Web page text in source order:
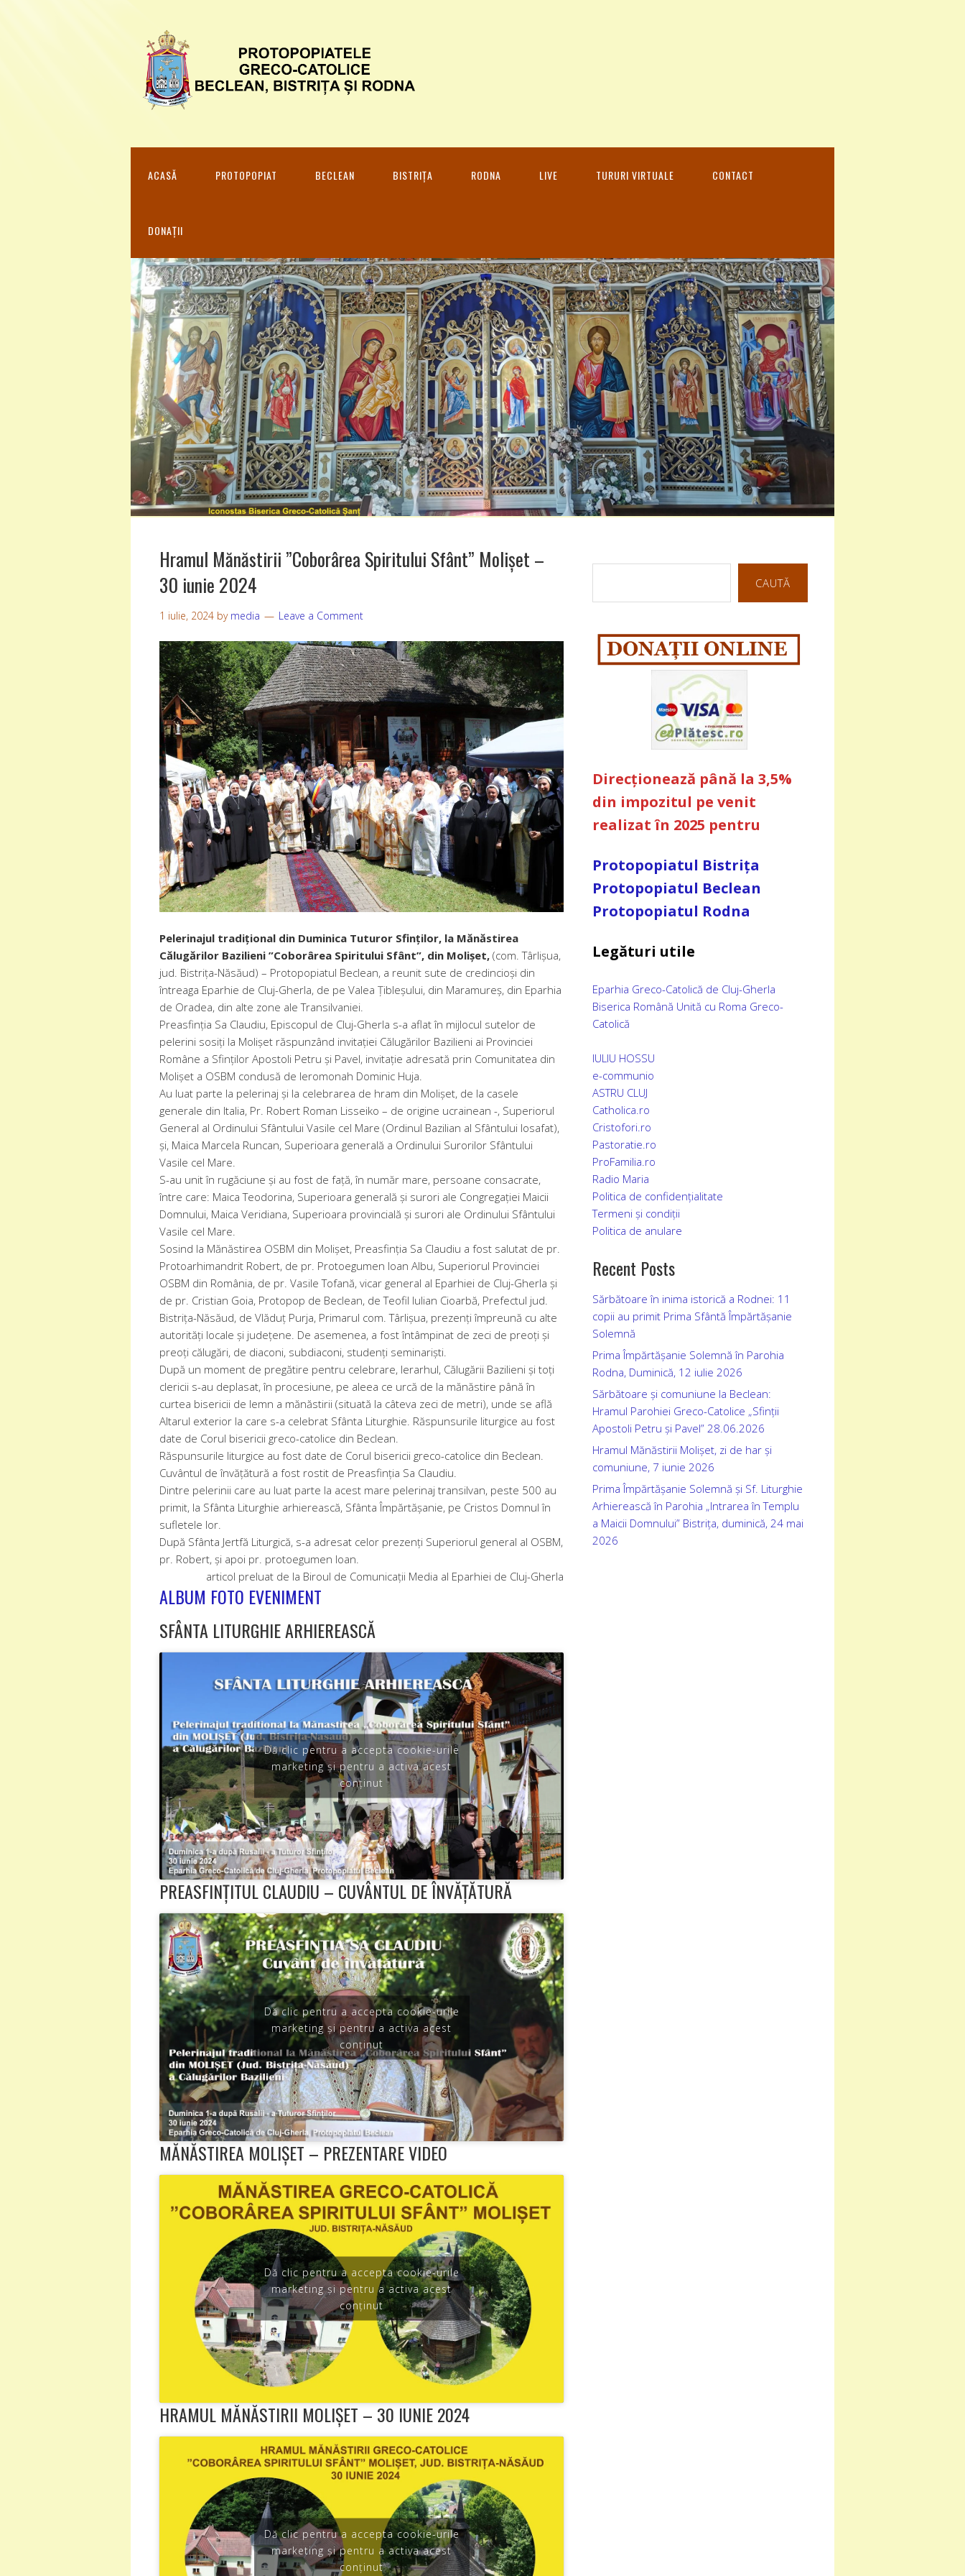
ACASĂ PROTOPOPIAT BECLEAN BISTRIȚA RODNA LIVE TURURI VIRTUALE CONTACT
DONAȚII
Hramul Mănăstirii ”Coborârea Spiritului Sfânt” Molișet –
30 iunie 2024
1 iulie, 2024 by media Leave a Comment
Pelerinajul tradițional din Duminica Tuturor Sfinților, la Mănăstirea
Călugărilor Bazilieni ”Coborârea Spiritului Sfânt”, din Molișet, (com. Târlișua,
jud. Bistrița-Năsăud) – Protopopiatul Beclean, a reunit sute de credincioși din
întreaga Eparhie de Cluj-Gherla, de pe Valea Țibleșului, din Maramureș, din Eparhia
de Oradea, din alte zone ale Transilvaniei.
Preasfinția Sa Claudiu, Episcopul de Cluj-Gherla s-a aflat în mijlocul sutelor de
pelerini sosiți la Molișet răspunzând invitației Călugărilor Bazilieni ai Provinciei
Române a Sfinților Apostoli Petru și Pavel, invitație adresată prin Comunitatea din
Molișet a OSBM condusă de Ieromonah Dominic Huja.
Au luat parte la pelerinaj și la celebrarea de hram din Molișet, de la casele
generale din Italia, Pr. Robert Roman Lisseiko – de origine ucrainean -, Superiorul
General al Ordinului Sfântului Vasile cel Mare (Ordinul Bazilian al Sfântului Iosafat),
și, Maica Marcela Runcan, Superioara generală a Ordinului Surorilor Sfântului
Vasile cel Mare.
S-au unit în rugăciune și au fost de față, în număr mare, persoane consacrate,
între care: Maica Teodorina, Superioara generală și surori ale Congregației Maicii
Domnului, Maica Veridiana, Superioara provincială și surori ale Ordinului Sfântului
Vasile cel Mare.
Sosind la Mănăstirea OSBM din Molișet, Preasfinția Sa Claudiu a fost salutat de pr.
Protoarhimandrit Robert, de pr. Protoegumen Ioan Albu, Superiorul Provinciei
OSBM din România, de pr. Vasile Tofană, vicar general al Eparhiei de Cluj-Gherla și
de pr. Cristian Goia, Protopop de Beclean, de Teofil Iulian Cioarbă, Prefectul jud.
Bistrița-Năsăud, de Vlăduț Purja, Primarul com. Târlișua, prezenți împreună cu alte
autorități locale și județene. De asemenea, a fost întâmpinat de zeci de preoți și
preoți călugări, de diaconi, subdiaconi, studenți seminariști.
După un moment de pregătire pentru celebrare, Ierarhul, Călugării Bazilieni și toți
clericii s-au deplasat, în procesiune, pe aleea ce urcă de la mănăstire până în
curtea bisericii de lemn a mănăstirii (situată la câteva zeci de metri), unde se află
Altarul exterior la care s-a celebrat Sfânta Liturghie. Răspunsurile liturgice au fost
date de Corul bisericii greco-catolice din Beclean.
Răspunsurile liturgice au fost date de Corul bisericii greco-catolice din Beclean.
Cuvântul de învățătură a fost rostit de Preasfinția Sa Claudiu.
Dintre pelerinii care au luat parte la acest mare pelerinaj transilvan, peste 500 au
primit, la Sfânta Liturghie arhierească, Sfânta Împărtășanie, pe Cristos Domnul în
sufletele lor.
După Sfânta Jertfă Liturgică, s-a adresat celor prezenți Superiorul general al OSBM,
pr. Robert, și apoi pr. protoegumen Ioan.
articol preluat de la Biroul de Comunicații Media al Eparhiei de Cluj-Gherla
ALBUM FOTO EVENIMENT
SFÂNTA LITURGHIE ARHIEREASCĂ
Dă clic pentru a accepta cookie-urile
marketing și pentru a activa acest
conținut
PREASFINȚITUL CLAUDIU – CUVÂNTUL DE ÎNVĂȚĂTURĂ
Dă clic pentru a accepta cookie-urile
marketing și pentru a activa acest
conținut
MĂNĂSTIREA MOLIȘET – PREZENTARE VIDEO
Dă clic pentru a accepta cookie-urile
marketing și pentru a activa acest
conținut
HRAMUL MĂNĂSTIRII MOLIȘET – 30 IUNIE 2024
Dă clic pentru a accepta cookie-urile
marketing și pentru a activa acest
conținut
CAUTĂ
Direcționează până la 3,5%
din impozitul pe venit
realizat în 2025 pentru
Protopopiatul Bistrița
Protopopiatul Beclean
Protopopiatul Rodna
Legături utile
Eparhia Greco-Catolică de Cluj-Gherla
Biserica Română Unită cu Roma Greco-
Catolică
IULIU HOSSU
e-communio
ASTRU CLUJ
Catholica.ro
Cristofori.ro
Pastoratie.ro
ProFamilia.ro
Radio Maria
Politica de confidențialitate
Termeni și condiții
Politica de anulare
Recent Posts
Sărbătoare în inima istorică a Rodnei: 11
copii au primit Prima Sfântă Împărtășanie
Solemnă
Prima Împărtășanie Solemnă în Parohia
Rodna, Duminică, 12 iulie 2026
Sărbătoare și comuniune la Beclean:
Hramul Parohiei Greco-Catolice „Sfinții
Apostoli Petru și Pavel” 28.06.2026
Hramul Mănăstirii Molișet, zi de har și
comuniune, 7 iunie 2026
Prima Împărtășanie Solemnă și Sf. Liturghie
Arhierească în Parohia „Intrarea în Templu
a Maicii Domnului” Bistrița, duminică, 24 mai
2026